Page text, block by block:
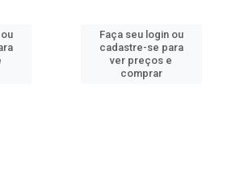
Faça seu login ou
cadastre-se para
ver preços e
comprar